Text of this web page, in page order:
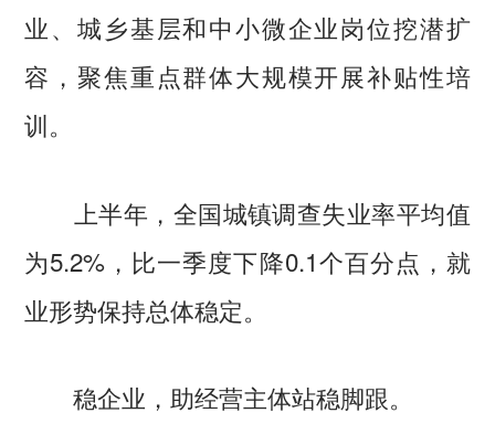
业、城乡基层和中小微企业岗位挖潜扩
容，聚焦重点群体大规模开展补贴性培
训。
上半年，全国城镇调查失业率平均值
为5.2%，比一季度下降0.1个百分点，就
业形势保持总体稳定。
稳企业，助经营主体站稳脚跟。